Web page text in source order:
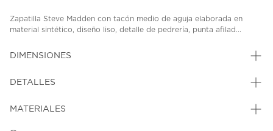
Zapatilla Steve Madden con tacón medio de aguja elaborada en
material sintético, diseño liso, detalle de pedrería, punta afilad...
DIMENSIONES
DETALLES
MATERIALES